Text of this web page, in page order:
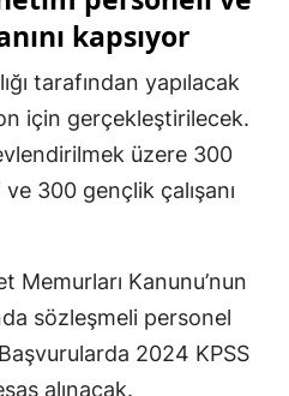
kapsıyor
tarafından yapılacak
için gerçekleştirilecek.
üzere 300
300 gençlik çalışanı
Memurları Kanunu’nun
sözleşmeli personel
2024 KPSS
alınacak.